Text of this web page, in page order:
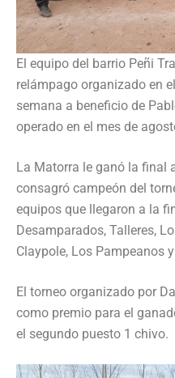
El equipo del barrio Peñi
relámpago organizado en
semana a beneficio de
operado en el mes de
La Matorra le ganó la final
consagró campeón del
equipos que llegaron a la
Desamparados, Talleres,
Claypole, Los Pampeanos
El torneo organizado por
como premio para el
el segundo puesto 1 chivo.